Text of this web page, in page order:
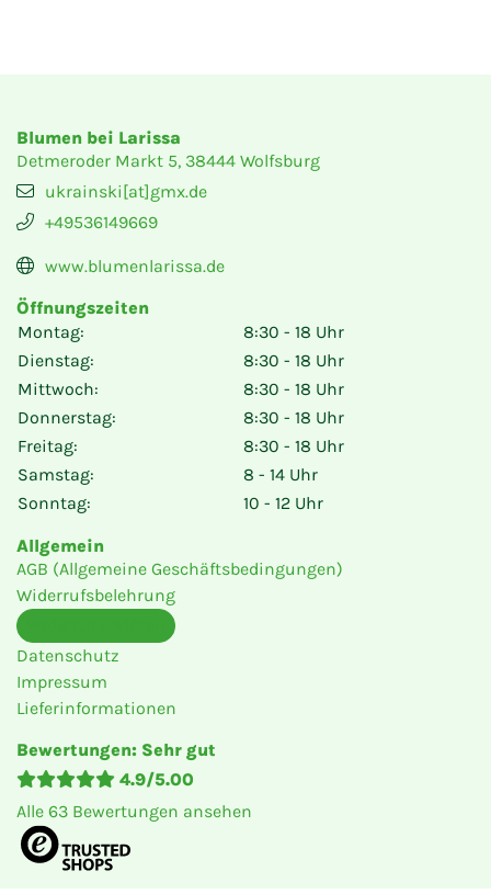
Blumen bei Larissa
Detmeroder Markt 5, 38444 Wolfsburg
ukrainski[at]gmx.de
+49536149669
www.blumenlarissa.de
Öffnungszeiten
Montag:
8:30 - 18 Uhr
Dienstag:
8:30 - 18 Uhr
Mittwoch:
8:30 - 18 Uhr
Donnerstag:
8:30 - 18 Uhr
Freitag:
8:30 - 18 Uhr
Samstag:
8 - 14 Uhr
Sonntag:
10 - 12 Uhr
Allgemein
AGB (Allgemeine Geschäftsbedingungen)
Widerrufsbelehrung
Datenschutz
Impressum
Lieferinformationen
Bewertungen: Sehr gut
4.9/5.00
Alle 63 Bewertungen ansehen